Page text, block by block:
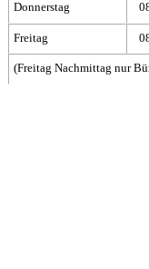
Donnerstag
Freitag
(Freitag Nachmittag nur